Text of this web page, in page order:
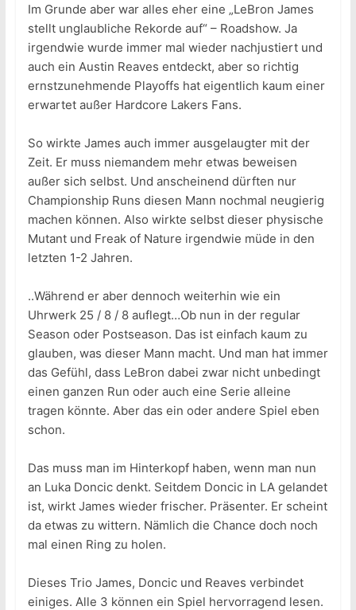
Im Grunde aber war alles eher eine „LeBron James
stellt unglaubliche Rekorde auf“ – Roadshow. Ja
irgendwie wurde immer mal wieder nachjustiert und
auch ein Austin Reaves entdeckt, aber so richtig
ernstzunehmende Playoffs hat eigentlich kaum einer
erwartet außer Hardcore Lakers Fans.
So wirkte James auch immer ausgelaugter mit der
Zeit. Er muss niemandem mehr etwas beweisen
außer sich selbst. Und anscheinend dürften nur
Championship Runs diesen Mann nochmal neugierig
machen können. Also wirkte selbst dieser physische
Mutant und Freak of Nature irgendwie müde in den
letzten 1-2 Jahren.
..Während er aber dennoch weiterhin wie ein
Uhrwerk 25 / 8 / 8 auflegt…Ob nun in der regular
Season oder Postseason. Das ist einfach kaum zu
glauben, was dieser Mann macht. Und man hat immer
das Gefühl, dass LeBron dabei zwar nicht unbedingt
einen ganzen Run oder auch eine Serie alleine
tragen könnte. Aber das ein oder andere Spiel eben
schon.
Das muss man im Hinterkopf haben, wenn man nun
an Luka Doncic denkt. Seitdem Doncic in LA gelandet
ist, wirkt James wieder frischer. Präsenter. Er scheint
da etwas zu wittern. Nämlich die Chance doch noch
mal einen Ring zu holen.
Dieses Trio James, Doncic und Reaves verbindet
einiges. Alle 3 können ein Spiel hervorragend lesen.